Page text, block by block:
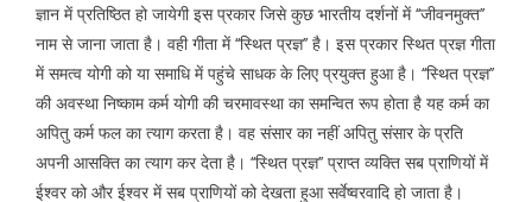
ज्ञान में प्रतिष्ठित हो जायेगी इस प्रकार जिसे कुछ भारतीय दर्शनों में ‘‘जीवनमुक्त’’
नाम से जाना जाता है। वही गीता में ‘‘स्थित प्रज्ञ’’ है। इस प्रकार स्थित प्रज्ञ गीता
में समत्व योगी को या समाधि में पहुंचे साधक के लिए प्रयुक्त हुआ है। ‘‘स्थित प्रज्ञ’’
की अवस्था निष्काम कर्म योगी की चरमावस्था का समन्वित रूप होता है यह कर्म का
अपितु कर्म फल का त्याग करता है। वह संसार का नहीं अपितु संसार के प्रति
अपनी आसक्ति का त्याग कर देता है। ‘‘स्थित प्रज्ञ’’ प्राप्त व्यक्ति सब प्राणियों में
ईश्वर को और ईश्वर में सब प्राणियों को देखता हुआ सर्वेष्वरवादि हो जाता है।